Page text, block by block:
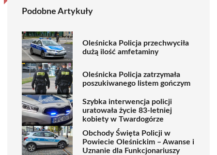
Podobne Artykuły
Oleśnicka Policja przechwyciła
dużą ilość amfetaminy
Oleśnicka Policja zatrzymała
poszukiwanego listem gończym
Szybka interwencja policji
uratowała życie 83-letniej
kobiety w Twardogórze
Obchody Święta Policji w
Powiecie Oleśnickim – Awanse i
Uznanie dla Funkcjonariuszy